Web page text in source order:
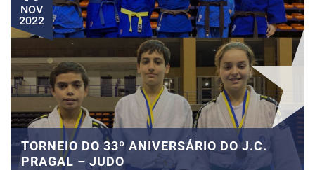
NOV
2022
TORNEIO DO 33º ANIVERSÁRIO DO J.C.
PRAGAL – JUDO